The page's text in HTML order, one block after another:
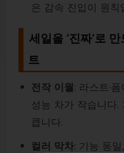
은 감속 진입이 원칙
세일을 ‘진짜’로
트
전작 이월 : 라스트·
성능 차가 작습니다.
큽니다.
컬러 막차: 기능 동